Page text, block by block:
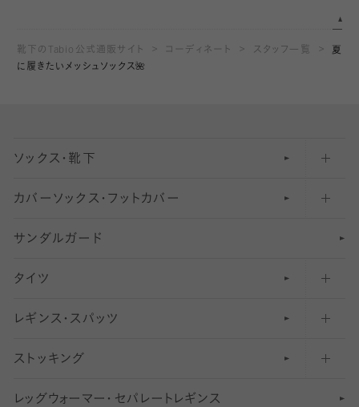
靴下のTabio公式通販サイト コーディネート スタッフ一覧
夏
に履きたいメッシュソックス🌺
ソックス・靴下
五本指ソックス・靴下
足袋ソックス・靴下
無地・プレーンソックス・靴下
柄ソックス・靴下
スニーカー（くるぶし）用ソックス
アンクル・ショートソックス（くるぶし上）
カバーソックス・フットカバー
フットカバー・カバーソックス（深め）
フットカバー・カバーソックス（ふつう）
フットカバー・カバーソックス（浅め）
サンダルガード
タイツ
30デニール以下のタイツ（薄手タイツ）
31〜40デニールタイツ
41〜60デニールタイツ
レギンス・スパッツ
柄レギンス
無地レギンス
ストッキング
伝線しにくいストッキング
レッ グ ウォー マー ・ セパレー ト レ ギンス